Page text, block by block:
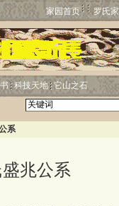
家园首页 罗氏
科技天地 它山之石
系
兆公系